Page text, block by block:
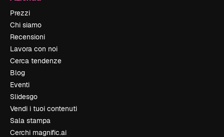
Prezzi
Chi siamo
Recensioni
Lavora con noi
Cerca tendenze
Blog
Eventi
Slidesgo
Vendi i tuoi contenuti
Sala stampa
Cerchi magnific.ai